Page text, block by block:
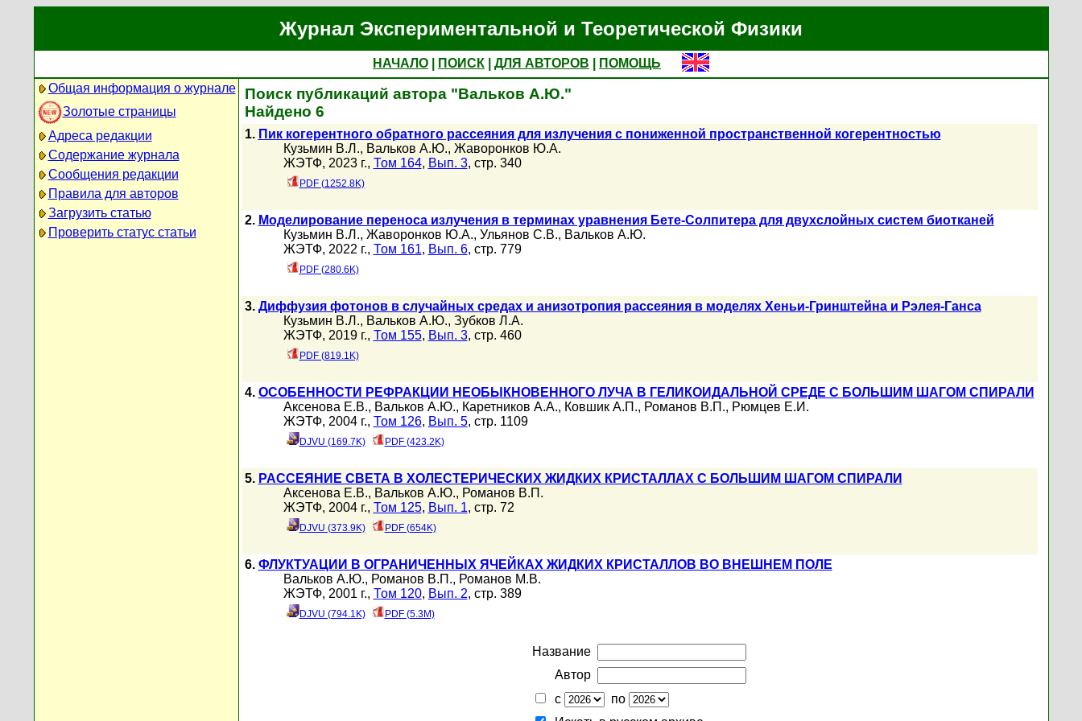
Журнал Экспериментальной и Теоретической Физики
НАЧАЛО ПОИСК ДЛЯ АВТОРОВ
ПОМОЩЬ
Общая информация о журнале
Золотые страницы
Адреса редакции
Содержание журнала
Сообщения редакции
Правила для авторов
Загрузить статью
Проверить статус статьи
Поиск публикаций автора "Вальков А.Ю."
Найдено 6
1. Пик когерентного обратного рассеяния для излучения с пониженной пространственной когерентностью
Кузьмин В.Л., Вальков А.Ю., Жаворонков Ю.А.
ЖЭТФ, 2023 г., Том 164, Вып. 3, стр. 340
PDF (1252.8K)
2. Моделирование переноса излучения в терминах уравнения Бете-Солпитера для двухслойных систем биотканей
Кузьмин В.Л., Жаворонков Ю.А., Ульянов С.В., Вальков А.Ю.
ЖЭТФ, 2022 г., Том 161, Вып. 6, стр. 779
PDF (280.6K)
3. Диффузия фотонов в случайных средах и анизотропия рассеяния в моделях Хеньи-Гринштейна и Рэлея-Ганса
Кузьмин В.Л., Вальков А.Ю., Зубков Л.А.
ЖЭТФ, 2019 г., Том 155, Вып. 3, стр. 460
PDF (819.1K)
4. ОСОБЕННОСТИ РЕФРАКЦИИ НЕОБЫКНОВЕННОГО ЛУЧА В ГЕЛИКОИДАЛЬНОЙ СРЕДЕ С БОЛЬШИМ ШАГОМ СПИРАЛИ
Аксенова Е.В., Вальков А.Ю., Каретников А.А., Ковшик А.П., Романов В.П., Рюмцев Е.И.
ЖЭТФ, 2004 г., Том 126, Вып. 5, стр. 1109
DJVU (169.7K) PDF (423.2K)
5. РАССЕЯНИЕ СВЕТА В ХОЛЕСТЕРИЧЕСКИХ ЖИДКИХ КРИСТАЛЛАХ С БОЛЬШИМ ШАГОМ СПИРАЛИ
Аксенова Е.В., Вальков А.Ю., Романов В.П.
ЖЭТФ, 2004 г., Том 125, Вып. 1, стр. 72
DJVU (373.9K) PDF (654K)
6. ФЛУКТУАЦИИ В ОГРАНИЧЕННЫХ ЯЧЕЙКАХ ЖИДКИХ КРИСТАЛЛОВ ВО ВНЕШНЕМ ПОЛЕ
Вальков А.Ю., Романов В.П., Романов М.В.
ЖЭТФ, 2001 г., Том 120, Вып. 2, стр. 389
DJVU (794.1K) PDF (5.3M)
Название
Автор
с
по